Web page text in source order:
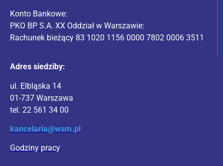
Konto Bankowe:
PKO BP S.A. XX Oddział w Warszawie:
Rachunek bieżący 83 1020 1156 0000 7802 0006 3511
Adres siedziby:
ul. Elbląska 14
01-737 Warszawa
tel. 22 561 34 00
kancelaria@wsm.pl
Godziny pracy